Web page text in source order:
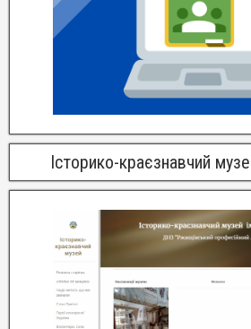
Історико-краєзнавчий